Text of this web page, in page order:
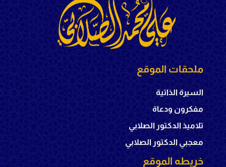
ملحقات الموقع
السيرة الذاتية
مفكرون ودعاة
تلاميذ الدكتور الصلابي
معجبي الدكتور الصلابي
خريطه الموقع